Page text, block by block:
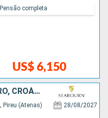
US$ 6,150
Pensão completa
GRÉCIA, ITÁLIA, MONTENEGRO, CROÁCIA
Pireu (Atenas) 28/08/2027